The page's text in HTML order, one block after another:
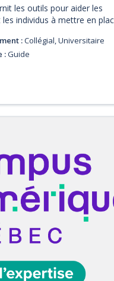
les outils pour aider les
individus à mettre en
:Collégial, Universitaire
:Guide